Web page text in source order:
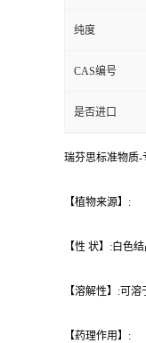
纯度
CAS编号
是否进口
瑞芬思标准物质-
【植物来源】:
【性 状】:白色
【溶解性】:可
【药理作用】: